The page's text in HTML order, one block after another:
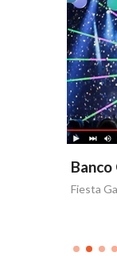
Banco
Fiesta